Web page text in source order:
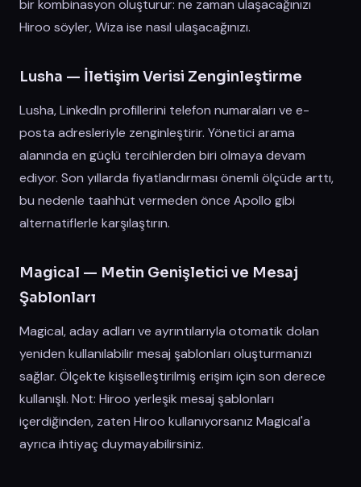
bir kombinasyon oluşturur: ne zaman ulaşacağınızı
Hiroo söyler, Wiza ise nasıl ulaşacağınızı.
Lusha — İletişim Verisi Zenginleştirme
Lusha, LinkedIn profillerini telefon numaraları ve e-
posta adresleriyle zenginleştirir. Yönetici arama
alanında en güçlü tercihlerden biri olmaya devam
ediyor. Son yıllarda fiyatlandırması önemli ölçüde arttı,
bu nedenle taahhüt vermeden önce Apollo gibi
alternatiflerle karşılaştırın.
Magical — Metin Genişletici ve Mesaj
Şablonları
Magical, aday adları ve ayrıntılarıyla otomatik dolan
yeniden kullanılabilir mesaj şablonları oluşturmanızı
sağlar. Ölçekte kişiselleştirilmiş erişim için son derece
kullanışlı. Not: Hiroo yerleşik mesaj şablonları
içerdiğinden, zaten Hiroo kullanıyorsanız Magical'a
ayrıca ihtiyaç duymayabilirsiniz.